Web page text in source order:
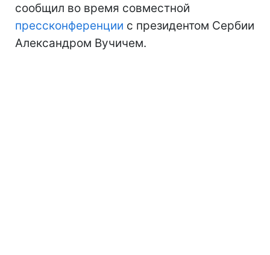
сообщил во время совместной
прессконференции с президентом Сербии
Александром Вучичем.